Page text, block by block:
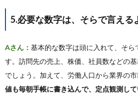
5.必要な数字は、そらで言える
Aさん： 基本的な数字は頭に入れて、そら
す。訪問先の売上、株価、社員数などの
でしょう。加えて、労働人口から業界の市
値も毎朝手帳に書き込んで、定点観測し